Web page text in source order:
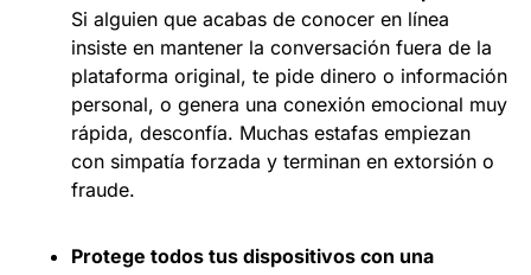
Si alguien que acabas de conocer en línea
insiste en mantener la conversación fuera de la
plataforma original, te pide dinero o información
personal, o genera una conexión emocional muy
rápida, desconfía. Muchas estafas empiezan
con simpatía forzada y terminan en extorsión o
fraude.
Protege todos tus dispositivos con una